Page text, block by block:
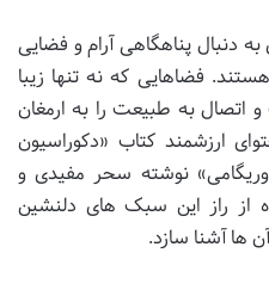
دنبال پناهگاهی آرام و فضایی
فضاهایی که نه تنها زیبا
اتصال به طبیعت را به ارمغان
ارزشمند کتاب «دکوراسیون
نوشته سحر مفیدی و
از راز این سبک های دلنشین
ها آشنا سازد.